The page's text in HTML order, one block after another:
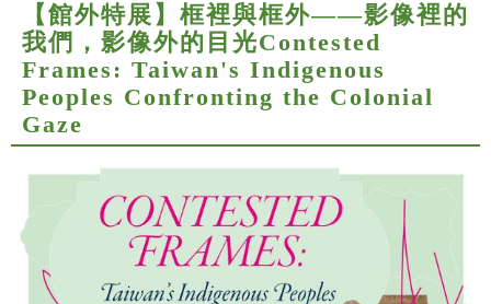
【館外特展】框裡與框外——影像裡的
我們，影像外的目光Contested
Frames: Taiwan's Indigenous
Peoples Confronting the Colonial
Gaze